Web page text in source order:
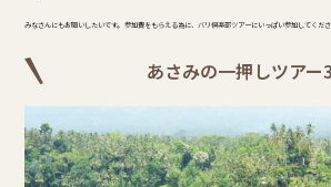
みなさんにもお願いしたいです。 参加費をもらえる為に、バリ倶楽部ツアーにいっぱい参加してくだ
あさみの一押しツアー